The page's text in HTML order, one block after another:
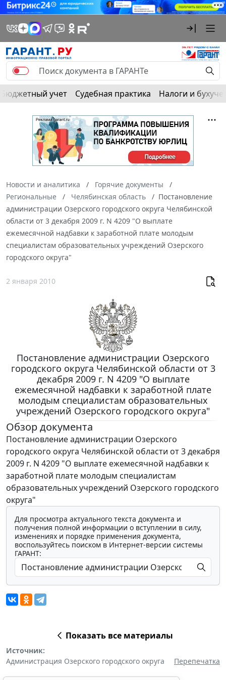
Бюджетный учет Судебная практика Налоги и
Новости и аналитика
Горячие документы
Региональные
Челябинская область
Постановление
администрации Озерского городского округа Челябинской
области от 3 декабря 2009 г. N 4209 "О выплате
ежемесячной надбавки к заработной плате молодым
специалистам образовательных учреждений Озерского
городского округа"
2 января 2010
Постановление администрации Озерского
городского округа Челябинской области от 3
декабря 2009 г. N 4209 "О выплате
ежемесячной надбавки к заработной плате
молодым специалистам образовательных
учреждений Озерского городского округа"
Обзор документа
Постановление администрации Озерского
городского округа Челябинской области от 3 декабря
2009 г. N 4209 "О выплате ежемесячной надбавки к
заработной плате молодым специалистам
образовательных учреждений Озерского городского
округа"
Для просмотра актуального текста документа и
получения полной информации о вступлении в силу,
изменениях и порядке применения документа,
воспользуйтесь поиском в Интернет-версии системы
ГАРАНТ:
Показать все материалы
Источник:
Администрация Озерского городского округа
Перепечатка